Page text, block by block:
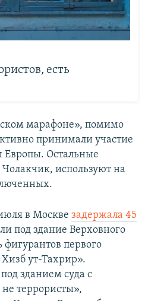
есть
марафоне», помимо
принимали участие
Остальные
Чолакчик, используют на
в Москве задержала 45
под здание Верховного
фигурантов первого
ут-Тахрир».
зданием суда с
террористы»,